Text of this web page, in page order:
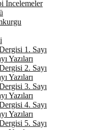
İncelemeler
1. Sayı
Yazıları
2. Sayı
Yazıları
3. Sayı
Yazıları
4. Sayı
Yazıları
5. Sayı